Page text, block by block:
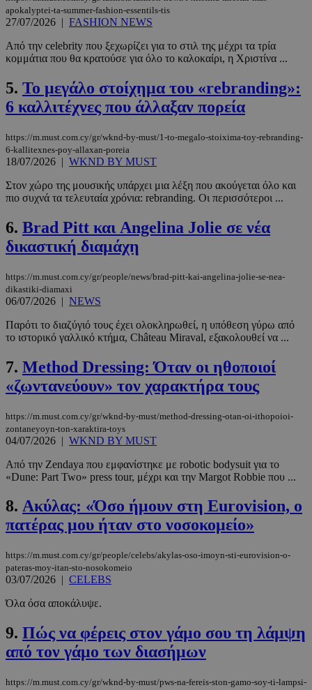
apokalyptei-ta-summer-fashion-essentils-tis
27/07/2026 | FASHION NEWS
Από την celebrity που ξεχωρίζει για το στιλ της μέχρι τα τρία
κομμάτια που θα κρατούσε για όλο το καλοκαίρι, η Χριστίνα ...
5. Το μεγάλο στοίχημα του «rebranding»:
6 καλλιτέχνες που άλλαξαν πορεία
https://m.must.com.cy/gr/wknd-by-must/1-to-megalo-stoixima-toy-rebranding-
6-kallitexnes-poy-allaxan-poreia
18/07/2026 | WKND BY MUST
Στον χώρο της μουσικής υπάρχει μια λέξη που ακούγεται όλο και
πιο συχνά τα τελευταία χρόνια: rebranding. Οι περισσότεροι ...
6. Brad Pitt και Angelina Jolie σε νέα
δικαστική διαμάχη
https://m.must.com.cy/gr/people/news/brad-pitt-kai-angelina-jolie-se-nea-
dikastiki-diamaxi
06/07/2026 | NEWS
Παρότι το διαζύγιό τους έχει ολοκληρωθεί, η υπόθεση γύρω από
το ιστορικό γαλλικό κτήμα, Château Miraval, εξακολουθεί να ...
7. Method Dressing: Όταν οι ηθοποιοί
«ζωντανεύουν» τον χαρακτήρα τους
https://m.must.com.cy/gr/wknd-by-must/method-dressing-otan-oi-ithopoioi-
zontaneyoyn-ton-xaraktira-toys
04/07/2026 | WKND BY MUST
Από την Zendaya που εμφανίστηκε με robotic bodysuit για το
«Dune: Part Two» press tour, μέχρι και την Margot Robbie που ...
8. Ακύλας: «Όσο ήμουν στη Eurovision, ο
πατέρας μου ήταν στο νοσοκομείο»
https://m.must.com.cy/gr/people/celebs/akylas-oso-imoyn-sti-eurovision-o-
pateras-moy-itan-sto-nosokomeio
03/07/2026 | CELEBS
Όλα όσα αποκάλυψε.
9. Πώς να φέρεις στον γάμο σου τη λάμψη
από τον γάμο των διασήμων
https://m.must.com.cy/gr/wknd-by-must/pws-na-fereis-ston-gamo-soy-ti-lampsi-